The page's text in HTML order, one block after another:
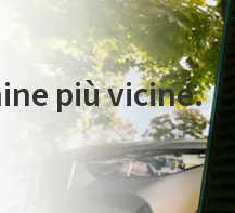
più vicine.